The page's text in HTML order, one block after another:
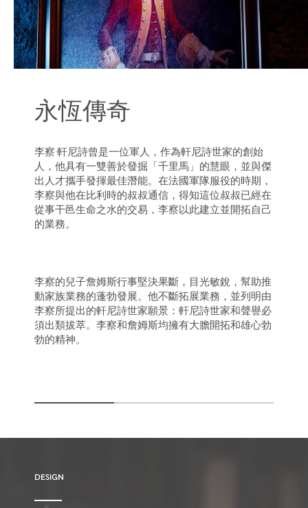
永恆傳奇
李察·軒尼詩曾是一位軍人，作為軒尼詩世家的創始
人，他具有一雙善於發掘「千里馬」的慧眼，並與傑
出人才攜手發揮最佳潛能。在法國軍隊服役的時期，
李察與他在比利時的叔叔通信，得知這位叔叔已經在
從事干邑生命之水的交易，李察以此建立並開拓自己
的業務。
李察的兒子詹姆斯行事堅決果斷，目光敏銳，幫助推
動家族業務的蓬勃發展。他不斷拓展業務，並列明由
李察所提出的軒尼詩世家願景：軒尼詩世家和聲譽必
須出類拔萃。李察和詹姆斯均擁有大膽開拓和雄心勃
勃的精神。
DESIGN